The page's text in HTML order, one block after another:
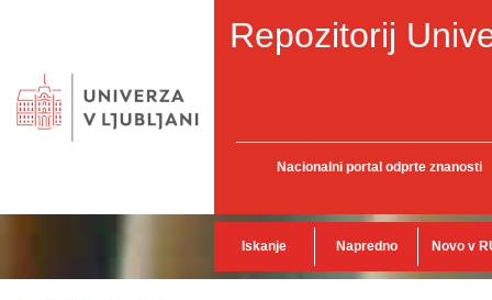
Repozitorij
Nacionalni portal odprte znanosti
Iskanje Napredno Novo v